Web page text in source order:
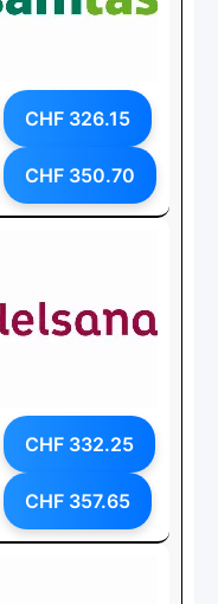
CHF 326.15
CHF 350.70
CHF 332.25
CHF 357.65